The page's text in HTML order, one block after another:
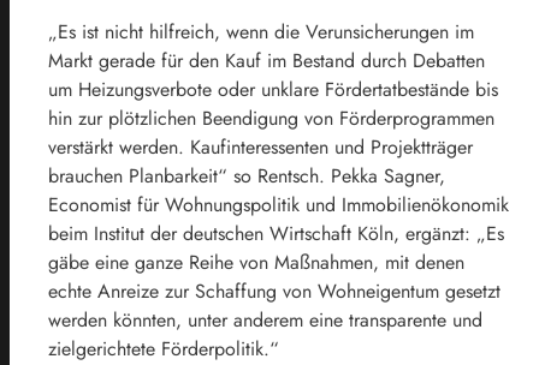
„Es ist nicht hilfreich, wenn die Verunsicherungen im
Markt gerade für den Kauf im Bestand durch Debatten
um Heizungsverbote oder unklare Fördertatbestände bis
hin zur plötzlichen Beendigung von Förderprogrammen
verstärkt werden. Kaufinteressenten und Projektträger
brauchen Planbarkeit“ so Rentsch. Pekka Sagner,
Economist für Wohnungspolitik und Immobilienökonomik
beim Institut der deutschen Wirtschaft Köln, ergänzt: „Es
gäbe eine ganze Reihe von Maßnahmen, mit denen
echte Anreize zur Schaffung von Wohneigentum gesetzt
werden könnten, unter anderem eine transparente und
zielgerichtete Förderpolitik.“